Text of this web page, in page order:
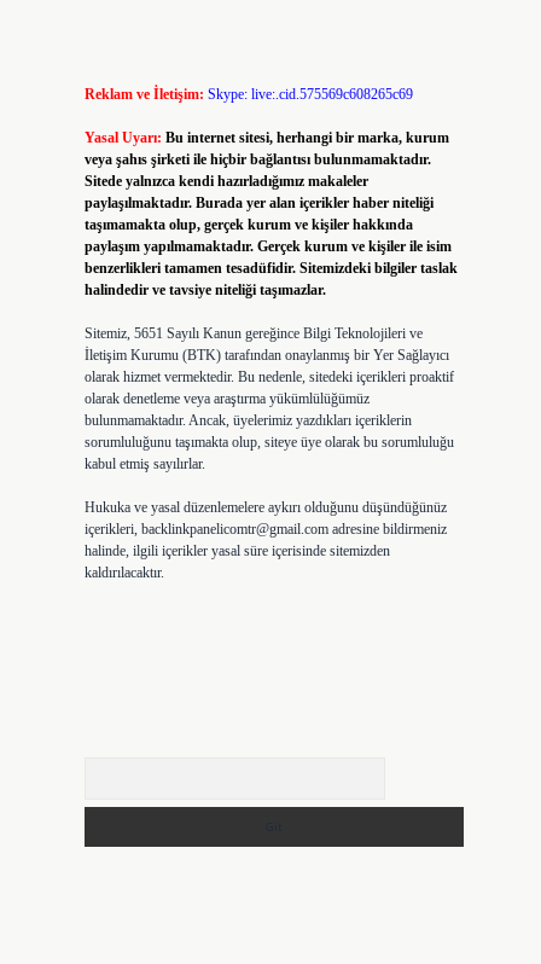
Reklam ve İletişim: Skype: live:.cid.575569c608265c69
Yasal Uyarı: Bu internet sitesi, herhangi bir marka, kurum
veya şahıs şirketi ile hiçbir bağlantısı bulunmamaktadır.
Sitede yalnızca kendi hazırladığımız makaleler
paylaşılmaktadır. Burada yer alan içerikler haber niteliği
taşımamakta olup, gerçek kurum ve kişiler hakkında
paylaşım yapılmamaktadır. Gerçek kurum ve kişiler ile isim
benzerlikleri tamamen tesadüfidir. Sitemizdeki bilgiler taslak
halindedir ve tavsiye niteliği taşımazlar.
Sitemiz, 5651 Sayılı Kanun gereğince Bilgi Teknolojileri ve
İletişim Kurumu (BTK) tarafından onaylanmış bir Yer Sağlayıcı
olarak hizmet vermektedir. Bu nedenle, sitedeki içerikleri proaktif
olarak denetleme veya araştırma yükümlülüğümüz
bulunmamaktadır. Ancak, üyelerimiz yazdıkları içeriklerin
sorumluluğunu taşımakta olup, siteye üye olarak bu sorumluluğu
kabul etmiş sayılırlar.
Hukuka ve yasal düzenlemelere aykırı olduğunu düşündüğünüz
içerikleri, backlinkpanelicomtr@gmail.comadresine bildirmeniz
halinde, ilgili içerikler yasal süre içerisinde sitemizden
kaldırılacaktır.